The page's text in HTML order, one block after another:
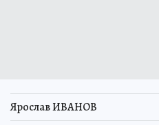
Ярослав ИВАНОВ